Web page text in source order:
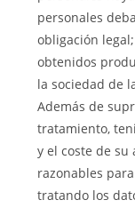
personales
obligación
obtenidos
la sociedad de
Además de
tratamiento,
y el coste de
razonables
tratando los